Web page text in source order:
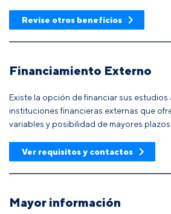
Revise otros beneficios
Financiamiento Externo
Existe la opción de financiar sus estudios
instituciones financieras externas que
variables y posibilidad de mayores plazos.
Ver requisitos y contactos
Mayor información